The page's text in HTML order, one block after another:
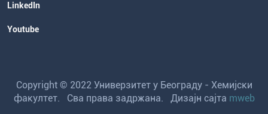
LinkedIn
Youtube
Copyright © 2022 Универзитет у Београду - Хемијски
факултет. Сва права задржана. Дизајн сајта mweb